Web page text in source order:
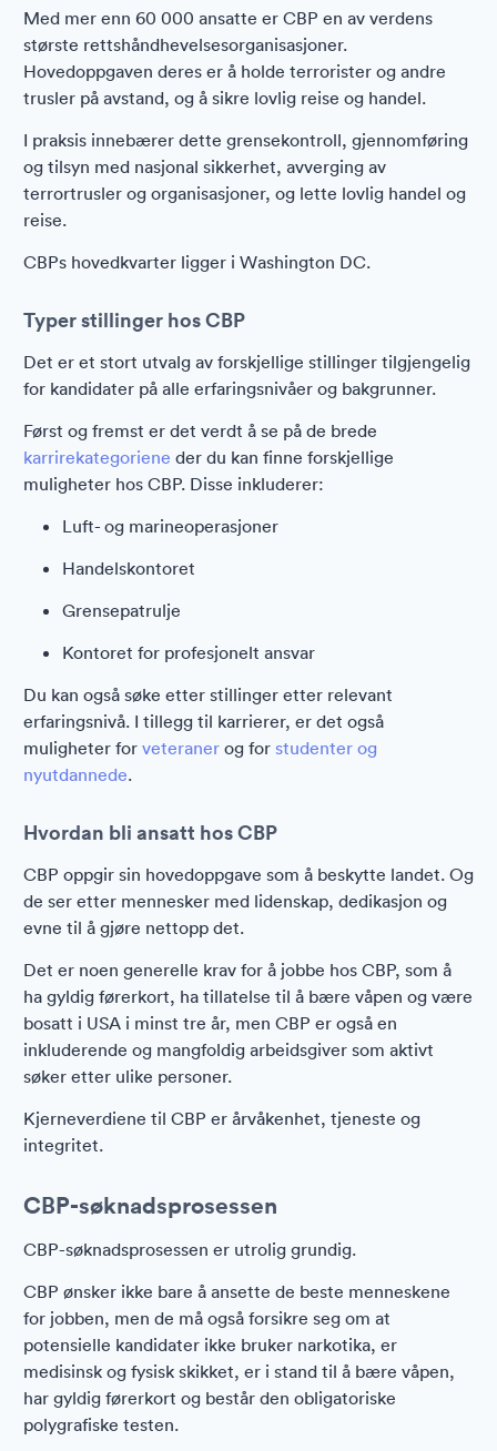
Med mer enn 60 000 ansatte er CBP en av verdens
største rettshåndhevelsesorganisasjoner.
Hovedoppgaven deres er å holde terrorister og andre
trusler på avstand, og å sikre lovlig reise og handel.
I praksis innebærer dette grensekontroll, gjennomføring
og tilsyn med nasjonal sikkerhet, avverging av
terrortrusler og organisasjoner, og lette lovlig handel og
reise.
CBPs hovedkvarter ligger i Washington DC.
Typer stillinger hos CBP
Det er et stort utvalg av forskjellige stillinger tilgjengelig
for kandidater på alle erfaringsnivåer og bakgrunner.
Først og fremst er det verdt å se på de brede
karrirekategoriene der du kan finne forskjellige
muligheter hos CBP. Disse inkluderer:
Luft- og marineoperasjoner
Handelskontoret
Grensepatrulje
Kontoret for profesjonelt ansvar
Du kan også søke etter stillinger etter relevant
erfaringsnivå. I tillegg til karrierer, er det også
muligheter for veteraner og for studenter og
nyutdannede.
Hvordan bli ansatt hos CBP
CBP oppgir sin hovedoppgave som å beskytte landet. Og
de ser etter mennesker med lidenskap, dedikasjon og
evne til å gjøre nettopp det.
Det er noen generelle krav for å jobbe hos CBP, som å
ha gyldig førerkort, ha tillatelse til å bære våpen og være
bosatt i USA i minst tre år, men CBP er også en
inkluderende og mangfoldig arbeidsgiver som aktivt
søker etter ulike personer.
Kjerneverdiene til CBP er årvåkenhet, tjeneste og
integritet.
CBP-søknadsprosessen
CBP-søknadsprosessen er utrolig grundig.
CBP ønsker ikke bare å ansette de beste menneskene
for jobben, men de må også forsikre seg om at
potensielle kandidater ikke bruker narkotika, er
medisinsk og fysisk skikket, er i stand til å bære våpen,
har gyldig førerkort og består den obligatoriske
polygrafiske testen.